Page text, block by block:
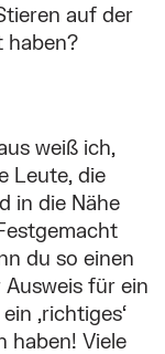
auf der
haben?
weiß ich,
Leute, die
in die Nähe
du so einen
für ein
‚richtiges‘
haben! Viele